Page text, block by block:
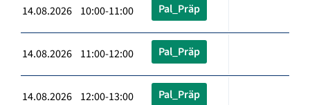
14.08.2026 10:00-11:00 Pal_Präp
14.08.2026 11:00-12:00 Pal_Präp
14.08.2026 12:00-13:00 Pal_Präp